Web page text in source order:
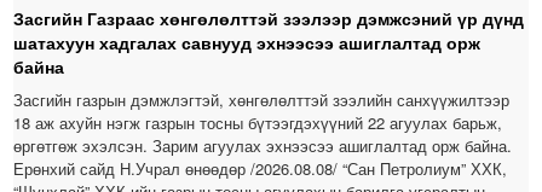
Засгийн Газраас хөнгөлөлттэй зээлээр дэмжсэний үр дүнд
шатахуун хадгалах савнууд эхнээсээ ашиглалтад орж
байна
Засгийн газрын дэмжлэгтэй, хөнгөлөлттэй зээлийн санхүүжилтээр
18 аж ахуйн нэгж газрын тосны бүтээгдэхүүний 22 агуулах барьж,
өргөтгөж эхэлсэн. Зарим агуулах эхнээсээ ашиглалтад орж байна.
Ерөнхий сайд Н.Учрал өнөөдөр /2026.08.08/ “Сан Петролиум” ХХК,